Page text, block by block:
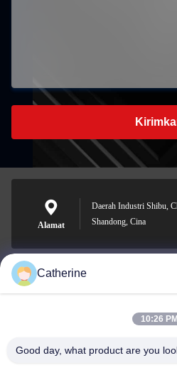
Alamat
Daerah Industri Shibu,
Shandong, Cina
Catherine
10:26 PM
Good day, what product are you